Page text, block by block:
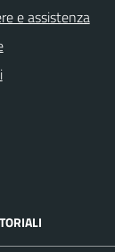
e assistenza